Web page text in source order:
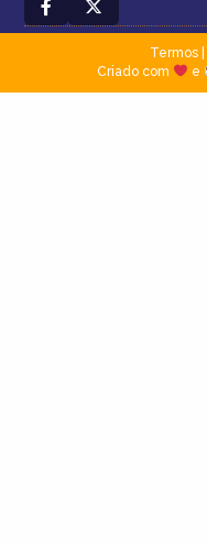
Termos|
Criado com
e